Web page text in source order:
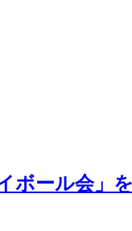
ボール会」